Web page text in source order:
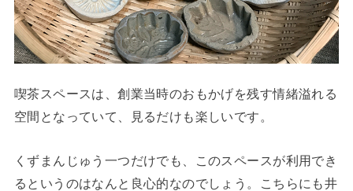
喫茶スペースは、創業当時のおもかげを残す情緒溢れる
空間となっていて、見るだけも楽しいです。
くずまんじゅう一つだけでも、このスペースが利用でき
るというのはなんと良心的なのでしょう。こちらにも井